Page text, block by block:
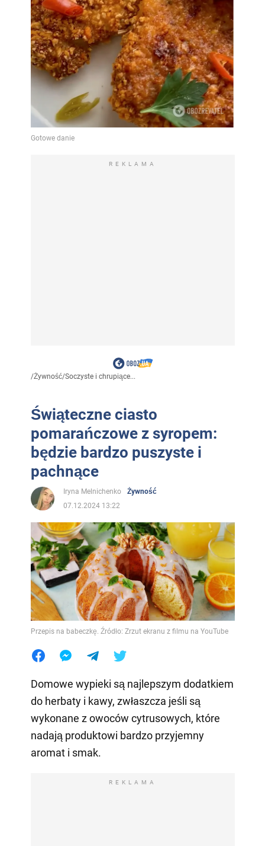
REKLAMA
/Żywność/Soczyste i chrupiące...
Świąteczne ciasto
pomarańczowe z syropem:
będzie bardzo puszyste i
pachnące
Iryna Melnichenko
Żywność
07.12.2024 13:22
Przepis na babeczkę. Źródło: Zrzut ekranu z filmu na YouTube
Domowe wypieki są najlepszym dodatkiem
do herbaty i kawy, zwłaszcza jeśli są
wykonane z owoców cytrusowych, które
nadają produktowi bardzo przyjemny
aromat i smak.
REKLAMA